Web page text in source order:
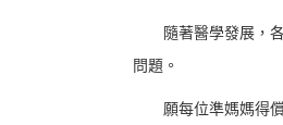
隨著醫學發展，
問題。
願每位準媽媽得